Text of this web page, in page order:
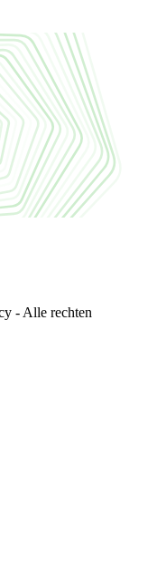
- Alle rechten